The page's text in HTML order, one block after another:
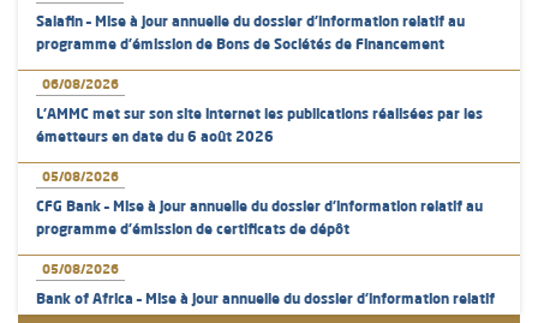
Salafin – Mise à jour annuelle du dossier d’information relatif au
programme d'émission de Bons de Sociétés de Financement
06/08/2026
L’AMMC met sur son site internet les publications réalisées par les
émetteurs en date du 6 août 2026
05/08/2026
CFG Bank – Mise à jour annuelle du dossier d’information relatif au
programme d'émission de certificats de dépôt
05/08/2026
Bank of Africa – Mise à jour annuelle du dossier d’information relatif